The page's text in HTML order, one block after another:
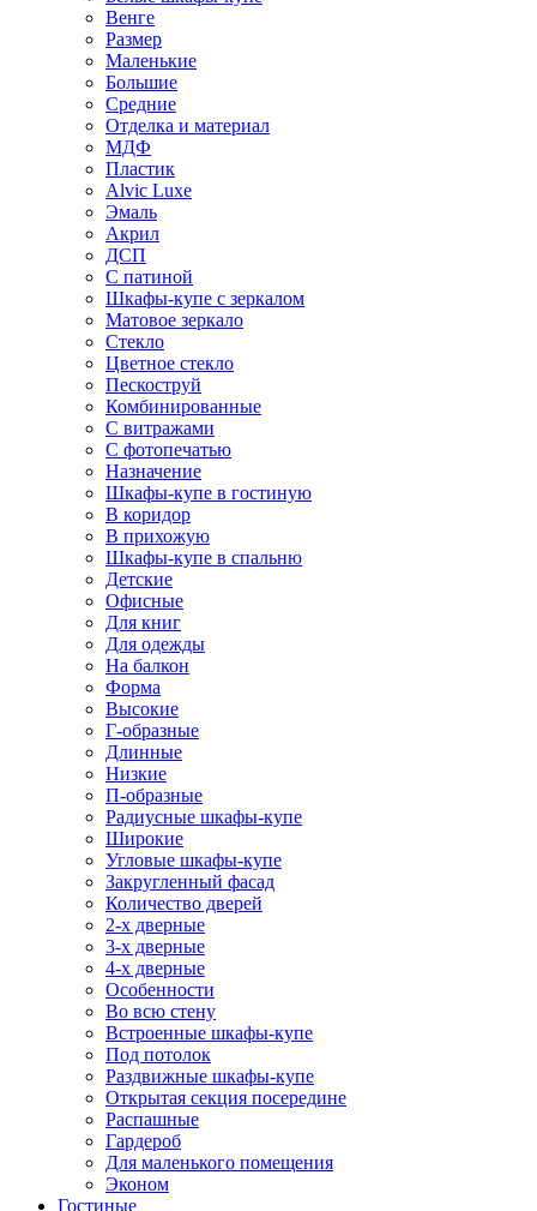
Венге
Размер
Маленькие
Большие
Средние
Отделка и материал
МДФ
Пластик
Alvic Luxe
Эмаль
Акрил
ДСП
С патиной
Шкафы-купе с зеркалом
Матовое зеркало
Стекло
Цветное стекло
Пескоструй
Комбинированные
С витражами
С фотопечатью
Назначение
Шкафы-купе в гостиную
В коридор
В прихожую
Шкафы-купе в спальню
Детские
Офисные
Для книг
Для одежды
На балкон
Форма
Высокие
Г-образные
Длинные
Низкие
П-образные
Радиусные шкафы-купе
Широкие
Угловые шкафы-купе
Закругленный фасад
Количество дверей
2-х дверные
3-х дверные
4-х дверные
Особенности
Во всю стену
Встроенные шкафы-купе
Под потолок
Раздвижные шкафы-купе
Открытая секция посередине
Распашные
Гардероб
Для маленького помещения
Эконом
Гостиные